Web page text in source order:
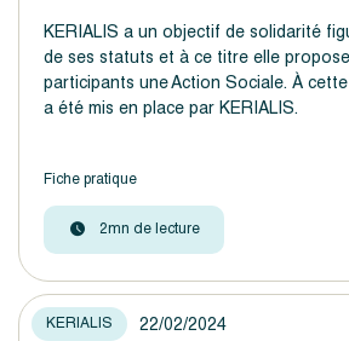
KERIALIS a un objectif de solidarité
de ses statuts et à ce titre elle
participants une Action Sociale. À
a été mis en place par KERIALIS.
Fiche pratique
2mn de lecture
KERIALIS 22/02/2024